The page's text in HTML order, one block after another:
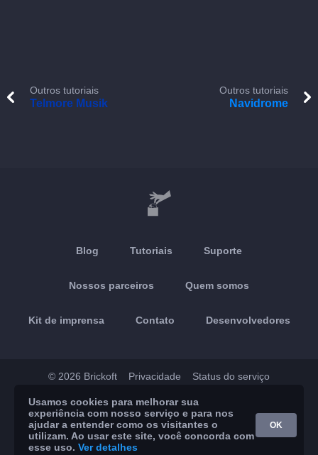
Outros tutoriais
Telmore Musik
Outros tutoriais
Navidrome
Blog Tutoriais Suporte
Nossos parceiros Quem somos
Kit de imprensa Contato Desenvolvedores
© 2026 Brickoft Privacidade Status do serviço
App Store Google Play
Usamos cookies para melhorar sua
experiência com nosso serviço e para nos
ajudar a entender como os visitantes o
utilizam. Ao usar este site, você concorda com
esse uso. Ver detalhes
OK